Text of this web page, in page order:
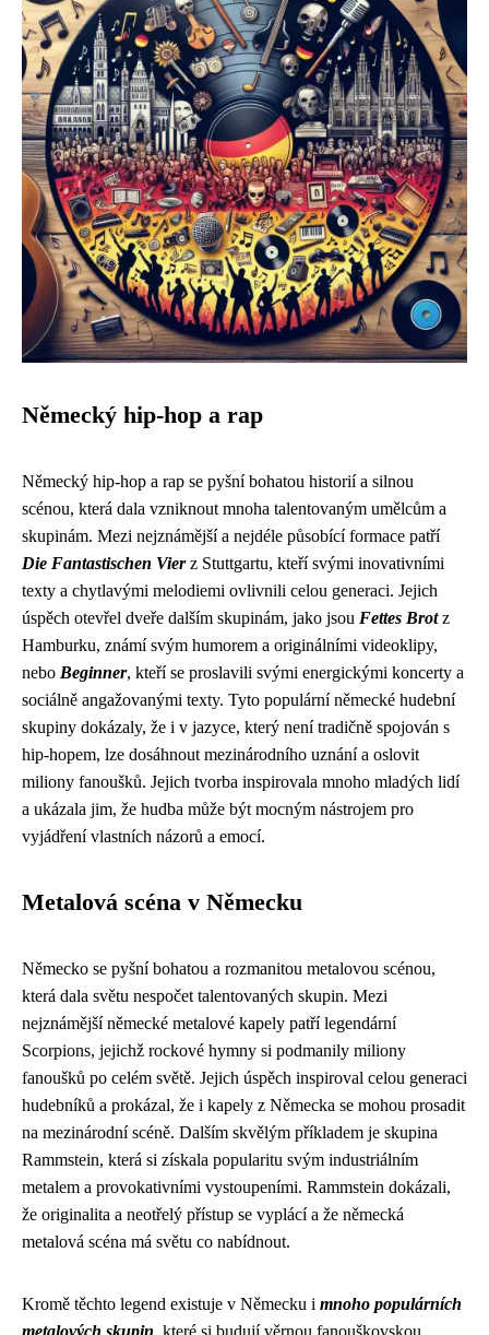
Německý hip-hop a rap
Německý hip-hop a rap se pyšní bohatou historií a silnou
scénou, která dala vzniknout mnoha talentovaným umělcům a
skupinám. Mezi nejznámější a nejdéle působící formace patří
Die Fantastischen Vierz Stuttgartu, kteří svými inovativními
texty a chytlavými melodiemi ovlivnili celou generaci. Jejich
úspěch otevřel dveře dalším skupinám, jako jsou Fettes Brotz
Hamburku, známí svým humorem a originálními videoklipy,
nebo Beginner, kteří se proslavili svými energickými koncerty a
sociálně angažovanými texty. Tyto populární německé hudební
skupiny dokázaly, že i v jazyce, který není tradičně spojován s
hip-hopem, lze dosáhnout mezinárodního uznání a oslovit
miliony fanoušků. Jejich tvorba inspirovala mnoho mladých lidí
a ukázala jim, že hudba může být mocným nástrojem pro
vyjádření vlastních názorů a emocí.
Metalová scéna v Německu
Německo se pyšní bohatou a rozmanitou metalovou scénou,
která dala světu nespočet talentovaných skupin. Mezi
nejznámější německé metalové kapely patří legendární
Scorpions, jejichž rockové hymny si podmanily miliony
fanoušků po celém světě. Jejich úspěch inspiroval celou generaci
hudebníků a prokázal, že i kapely z Německa se mohou prosadit
na mezinárodní scéně. Dalším skvělým příkladem je skupina
Rammstein, která si získala popularitu svým industriálním
metalem a provokativními vystoupeními. Rammstein dokázali,
že originalita a neotřelý přístup se vyplácí a že německá
metalová scéna má světu co nabídnout.
Kromě těchto legend existuje v Německu i mnoho populárních
metalových skupin , které si budují věrnou fanouškovskou